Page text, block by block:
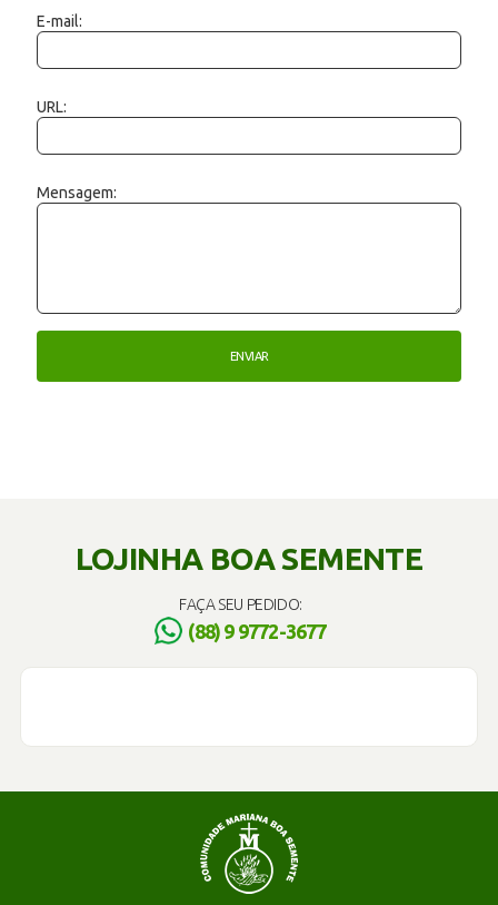
E-mail:
URL:
Mensagem:
LOJINHA BOA SEMENTE
FAÇA SEU PEDIDO:
(88) 9 9772-3677